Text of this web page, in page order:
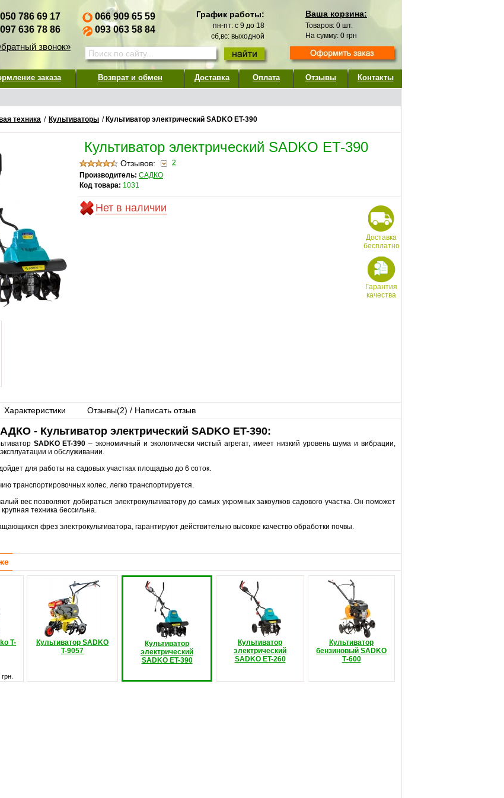
050 786 69 17
097 636 78 86
звонок»
066 909 65 59
093 063 58 84
График работы:
пн-пт: с 9 до 18
сб,вс: выходной
Ваша корзина:
Товаров: 0 шт.
На сумму: 0 грн
заказа Возврат и обмен Доставка Оплата Отзывы Контакты
техника / Культиваторы / Культиватор электрический SADKO ЕT-390
Культиватор электрический SADKO ЕT-390
Отзывов:
2
Производитель: САДКО
Код товара: 1031
Нет в наличии
Доставка
бесплатно
Гарантия
качества
Характеристики Отзывы(2) / Написать отзыв
- Культиватор электрический SADKO ЕT-390:
SADKO ЕT-390 – экономичный и экологически чистый агрегат, имеет низкий уровень шума и вибрации,
и обслуживании.
для работы на садовых участках площадью до 6 соток.
транспортировочных колес, легко транспортируется.
вес позволяют добираться электрокультиватору до самых укромных закоулков садового участка. Он поможет
техника бессильна.
фрез электрокультиватора, гарантируют действительно высокое качество обработки почвы.
T-
Культиватор SADKO
T-9057
Культиватор
электрический
SADKO ЕT-390
Культиватор
электрический
SADKO ЕT-260
Культиватор
бензиновый SADKO
Т-600
грн.